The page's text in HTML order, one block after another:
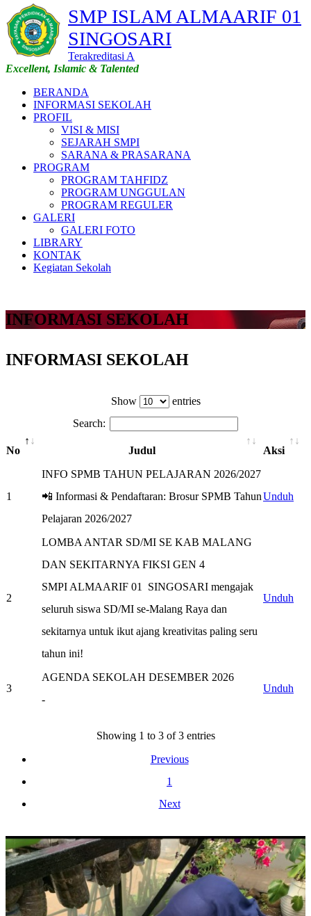
SMP ISLAM ALMAARIF 01
SINGOSARI
Terakreditasi A
Excellent, Islamic & Talented
BERANDA
INFORMASI SEKOLAH
PROFIL
VISI & MISI
SEJARAH SMPI
SARANA & PRASARANA
PROGRAM
PROGRAM TAHFIDZ
PROGRAM UNGGULAN
PROGRAM REGULER
GALERI
GALERI FOTO
LIBRARY
KONTAK
Kegiatan Sekolah
INFORMASI SEKOLAH
INFORMASI SEKOLAH
Show
entries
Search:
No Judul Aksi
1
INFO SPMB TAHUN PELAJARAN 2026/2027
📲 Informasi & Pendaftaran: Brosur SPMB Tahun
Pelajaran 2026/2027
Unduh
2
LOMBA ANTAR SD/MI SE KAB MALANG
DAN SEKITARNYA FIKSI GEN 4
SMPI ALMAARIF 01 SINGOSARI mengajak
seluruh siswa SD/MI se-Malang Raya dan
sekitarnya untuk ikut ajang kreativitas paling seru
tahun ini!
Unduh
3
AGENDA SEKOLAH DESEMBER 2026
-
Unduh
Showing 1 to 3 of 3 entries
Previous
1
Next